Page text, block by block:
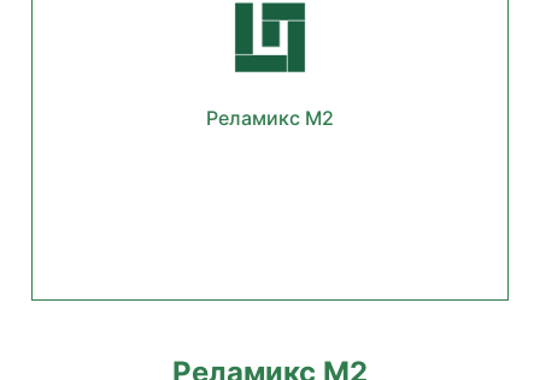
Реламикс М2
Реламикс М2